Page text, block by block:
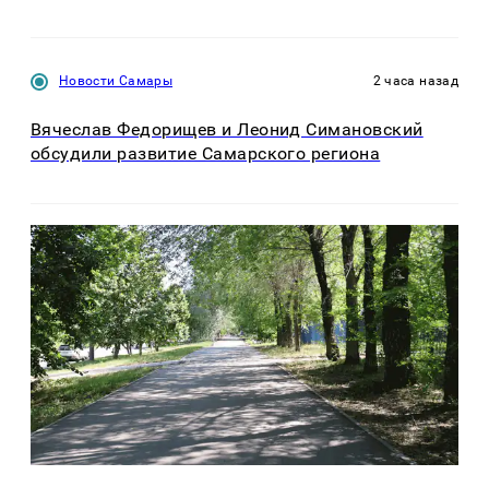
Новости Самары 2 часа назад
Вячеслав Федорищев и Леонид Симановский
обсудили развитие Самарского региона